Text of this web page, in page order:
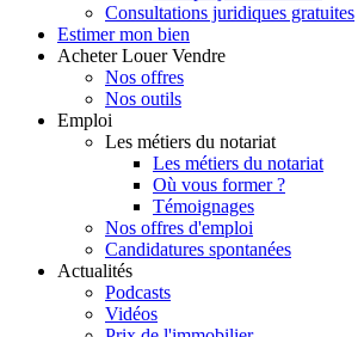
Consultations juridiques gratuites
Estimer mon bien
Acheter Louer Vendre
Nos offres
Nos outils
Emploi
Les métiers du notariat
Les métiers du notariat
Où vous former ?
Témoignages
Nos offres d'emploi
Candidatures spontanées
Actualités
Podcasts
Vidéos